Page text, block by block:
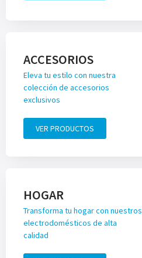
ACCESORIOS
Eleva tu estilo con nuestra
colección de accesorios
exclusivos
VER PRODUCTOS
HOGAR
Transforma tu hogar con nuestros
electrodomésticos de alta
calidad